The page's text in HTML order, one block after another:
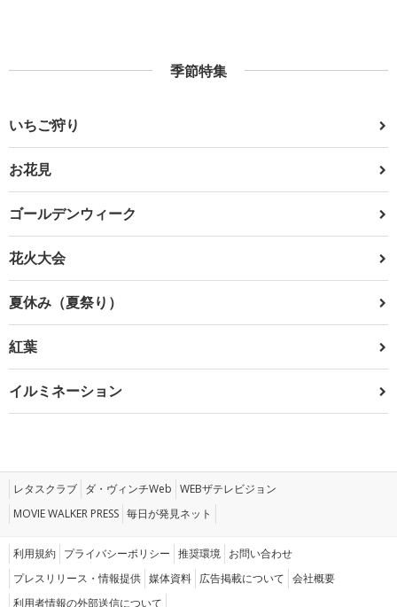
季節特集
いちご狩り
お花見
ゴールデンウィーク
花火大会
夏休み（夏祭り）
紅葉
イルミネーション
レタスクラブ ダ・ヴィンチWeb WEBザテレビジョン
MOVIE WALKER PRESS 毎日が発見ネット
利用規約 プライバシーポリシー 推奨環境 お問い合わせ
プレスリリース・情報提供 媒体資料 広告掲載について 会社概要
利用者情報の外部送信について